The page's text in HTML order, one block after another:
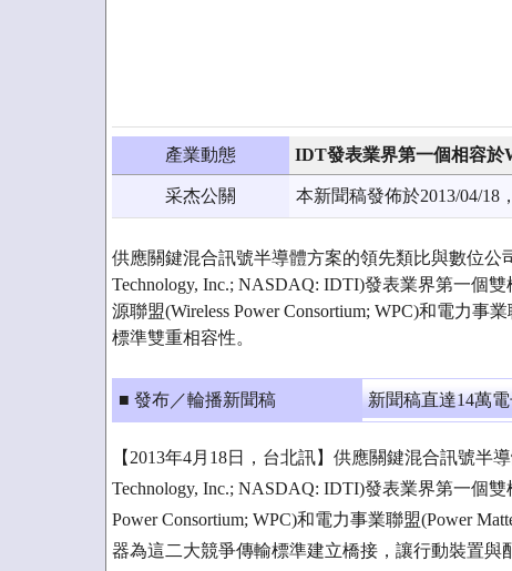
產業動態 IDT發表業界第一個相容於
采杰公關 本新聞稿發佈於2013/04/
供應關鍵混合訊號半導體方案的領先類比與數位公
Technology, Inc.; NASDAQ: IDTI)發表業界第一個
源聯盟(Wireless Power Consortium; WPC)和電力事
標準雙重相容性。
■ 發布／輪播新聞稿 新聞稿直達14萬
【2013年4月18日，台北訊】供應關鍵混合訊號半
Technology, Inc.; NASDAQ: IDTI)發表業界第一個
Power Consortium; WPC)和電力事業聯盟(Power
器為這二大競爭傳輸標準建立橋接，讓行動裝置